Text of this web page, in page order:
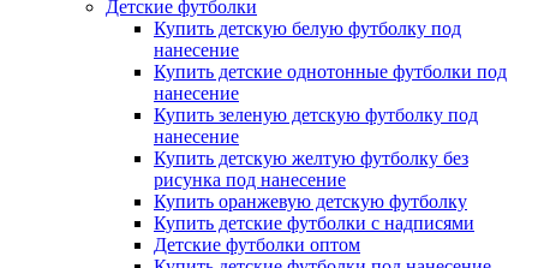
Детские футболки
Купить детскую белую футболку под
нанесение
Купить детские однотонные футболки под
нанесение
Купить зеленую детскую футболку под
нанесение
Купить детскую желтую футболку без
рисунка под нанесение
Купить оранжевую детскую футболку
Купить детские футболки с надписями
Детские футболки оптом